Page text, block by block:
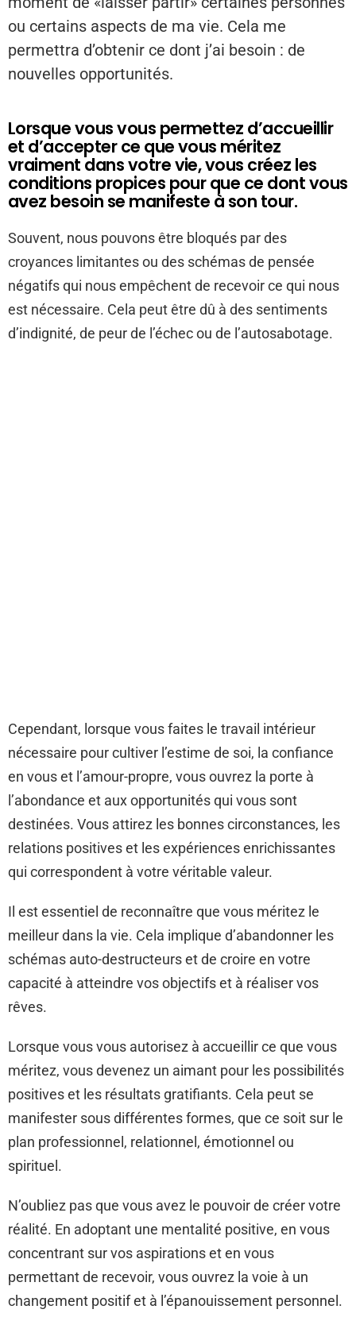
ou certains aspects de ma vie. Cela me
permettra d’obtenir ce dont j’ai besoin : de
nouvelles opportunités.
Lorsque vous vous permettez d’accueillir
et d’accepter ce que vous méritez
vraiment dans votre vie, vous créez les
conditions propices pour que ce dont vous
avez besoin se manifeste à son tour.
Souvent, nous pouvons être bloqués par des
croyances limitantes ou des schémas de pensée
négatifs qui nous empêchent de recevoir ce qui nous
est nécessaire. Cela peut être dû à des sentiments
d’indignité, de peur de l’échec ou de l’autosabotage.
Cependant, lorsque vous faites le travail intérieur
nécessaire pour cultiver l’estime de soi, la confiance
en vous et l’amour-propre, vous ouvrez la porte à
l’abondance et aux opportunités qui vous sont
destinées. Vous attirez les bonnes circonstances, les
relations positives et les expériences enrichissantes
qui correspondent à votre véritable valeur.
Il est essentiel de reconnaître que vous méritez le
meilleur dans la vie. Cela implique d’abandonner les
schémas auto-destructeurs et de croire en votre
capacité à atteindre vos objectifs et à réaliser vos
rêves.
Lorsque vous vous autorisez à accueillir ce que vous
méritez, vous devenez un aimant pour les possibilités
positives et les résultats gratifiants. Cela peut se
manifester sous différentes formes, que ce soit sur le
plan professionnel, relationnel, émotionnel ou
spirituel.
N’oubliez pas que vous avez le pouvoir de créer votre
réalité. En adoptant une mentalité positive, en vous
concentrant sur vos aspirations et en vous
permettant de recevoir, vous ouvrez la voie à un
changement positif et à l’épanouissement personnel.